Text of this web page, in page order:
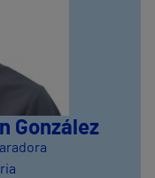
González